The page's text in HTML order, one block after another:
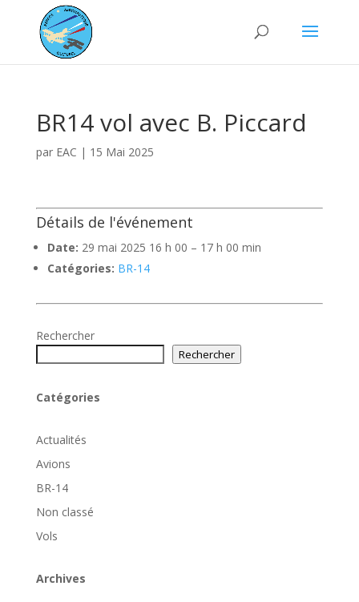
BR14 vol avec B. Piccard
par EAC | 15 Mai 2025
Détails de l'événement
Date: 29 mai 2025 16 h 00 – 17 h 00 min
Catégories: BR-14
Rechercher
Rechercher
Catégories
Actualités
Avions
BR-14
Non classé
Vols
Archives